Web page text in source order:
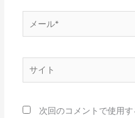
ー
イ
次回のコメントで使用